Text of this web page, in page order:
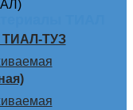
ТИАЛ-ТУЗ